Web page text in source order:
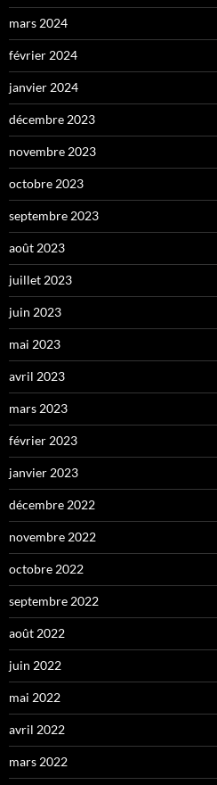
mars 2024
février 2024
janvier 2024
décembre 2023
novembre 2023
octobre 2023
septembre 2023
août 2023
juillet 2023
juin 2023
mai 2023
avril 2023
mars 2023
février 2023
janvier 2023
décembre 2022
novembre 2022
octobre 2022
septembre 2022
août 2022
juin 2022
mai 2022
avril 2022
mars 2022